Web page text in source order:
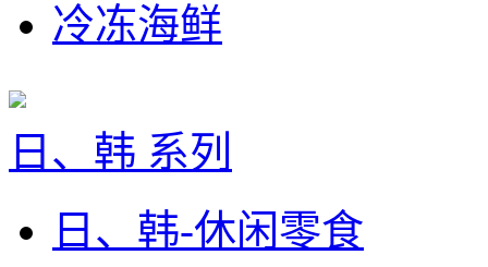
冷冻海鲜
日、韩 系列
日、韩-休闲零食